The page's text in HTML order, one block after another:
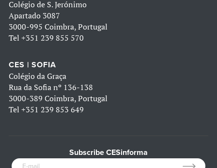
Colégio de S. Jerónimo
Apartado 3087
3000-995 Coimbra, Portugal
Tel +351 239 855 570
CES | SOFIA
Colégio da Graça
Rua da Sofia nº 136-138
3000-389 Coimbra, Portugal
Tel +351 239 853 649
Subscribe CESinforma